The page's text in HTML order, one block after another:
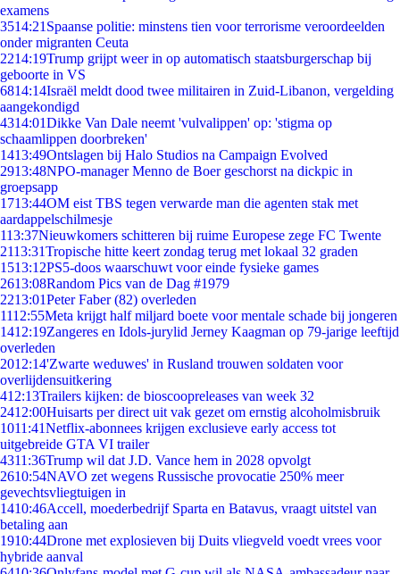
examens
3514:21 Spaanse politie: minstens tien voor terrorisme veroordeelden
onder migranten Ceuta
2214:19Trump grijpt weer in op automatisch staatsburgerschap bij
geboorte in VS
6814:14Israël meldt dood twee militairen in Zuid-Libanon, vergelding
aangekondigd
4314:01Dikke Van Dale neemt 'vulvalippen' op: 'stigma op
schaamlippen doorbreken'
1413:49Ontslagen bij Halo Studios na Campaign Evolved
2913:48NPO-manager Menno de Boer geschorst na dickpic in
groepsapp
1713:44OM eist TBS tegen verwarde man die agenten stak met
aardappelschilmesje
113:37Nieuwkomers schitteren bij ruime Europese zege FC Twente
2113:31Tropische hitte keert zondag terug met lokaal 32 graden
1513:12PS5-doos waarschuwt voor einde fysieke games
2613:08Random Pics van de Dag #1979
2213:01Peter Faber (82) overleden
1112:55Meta krijgt half miljard boete voor mentale schade bij jongeren
1412:19Zangeres en Idols-jurylid Jerney Kaagman op 79-jarige leeftijd
overleden
2012:14'Zwarte weduwes' in Rusland trouwen soldaten voor
overlijdensuitkering
412:13Trailers kijken: de bioscoopreleases van week 32
2412:00Huisarts per direct uit vak gezet om ernstig alcoholmisbruik
1011:41Netflix-abonnees krijgen exclusieve early access tot
uitgebreide GTA VI trailer
4311:36Trump wil dat J.D. Vance hem in 2028 opvolgt
2610:54NAVO zet wegens Russische provocatie 250% meer
gevechtsvliegtuigen in
1410:46Accell, moederbedrijf Sparta en Batavus, vraagt uitstel van
betaling aan
1910:44Drone met explosieven bij Duits vliegveld voedt vrees voor
hybride aanval